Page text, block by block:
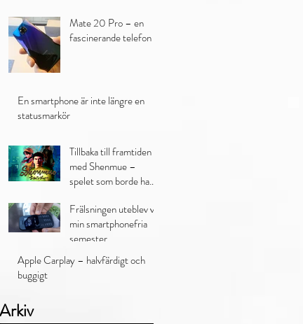
Mate 20 Pro – en
fascinerande telefon
En smartphone är inte längre en
statusmarkör
Tillbaka till framtiden
med Shenmue –
spelet som borde ha
Frälsningen uteblev vid
min smartphonefria
semester
Apple Carplay – halvfärdigt och
buggigt
Arkiv